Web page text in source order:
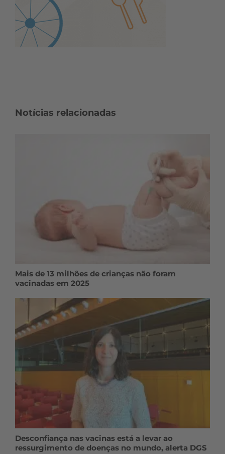
Notícias relacionadas
Mais de 13 milhões de crianças não foram
vacinadas em 2025
Desconfiança nas vacinas está a levar ao
ressurgimento de doenças no mundo, alerta DGS